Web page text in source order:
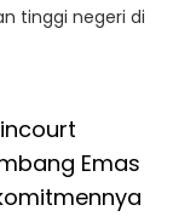
tinggi negeri di
Emas